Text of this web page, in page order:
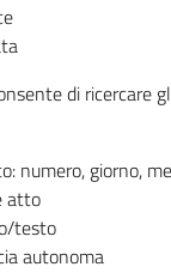
di ricercare
numero, giorno,
atto
testo
autonoma